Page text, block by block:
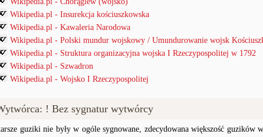
Wikipedia.pl - Insurekcja kościuszkowska
Wikipedia.pl - Kawaleria Narodowa
Wikipedia.pl - Polski mundur wojskowy / Umundurowanie wojsk
Wikipedia.pl - Struktura organizacyjna wojska I Rzeczypospolitej w 1792
Wikipedia.pl - Szwadron
Wikipedia.pl - Wojsko I Rzeczypospolitej
! Bez sygnatur wytwórcy
guziki nie były w ogóle sygnowane, zdecydowana większość guzików